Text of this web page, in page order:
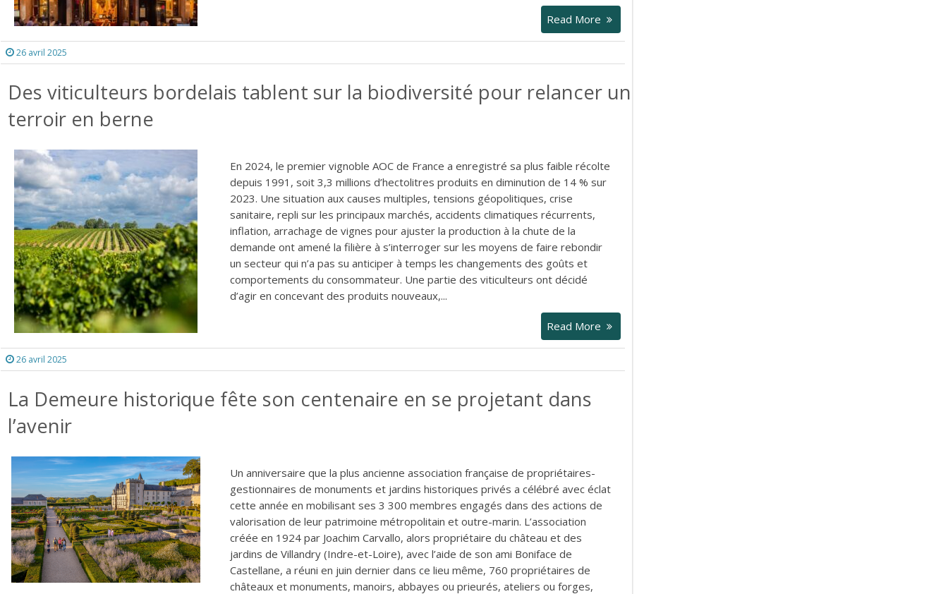
Read More
26 avril 2025
Des viticulteurs bordelais tablent sur la biodiversité pour relancer un
terroir en berne
En 2024, le premier vignoble AOC de France a enregistré sa plus faible récolte
depuis 1991, soit 3,3 millions d’hectolitres produits en diminution de 14 % sur
2023. Une situation aux causes multiples, tensions géopolitiques, crise
sanitaire, repli sur les principaux marchés, accidents climatiques récurrents,
inflation, arrachage de vignes pour ajuster la production à la chute de la
demande ont amené la filière à s’interroger sur les moyens de faire rebondir
un secteur qui n’a pas su anticiper à temps les changements des goûts et
comportements du consommateur. Une partie des viticulteurs ont décidé
d’agir en concevant des produits nouveaux,...
Read More
26 avril 2025
La Demeure historique fête son centenaire en se projetant dans
l’avenir
Un anniversaire que la plus ancienne association française de propriétaires-
gestionnaires de monuments et jardins historiques privés a célébré avec éclat
cette année en mobilisant ses 3 300 membres engagés dans des actions de
valorisation de leur patrimoine métropolitain et outre-marin. L’association
créée en 1924 par Joachim Carvallo, alors propriétaire du château et des
jardins de Villandry (Indre-et-Loire), avec l’aide de son ami Boniface de
Castellane, a réuni en juin dernier dans ce lieu même, 760 propriétaires de
châteaux et monuments, manoirs, abbayes ou prieurés, ateliers ou forges,